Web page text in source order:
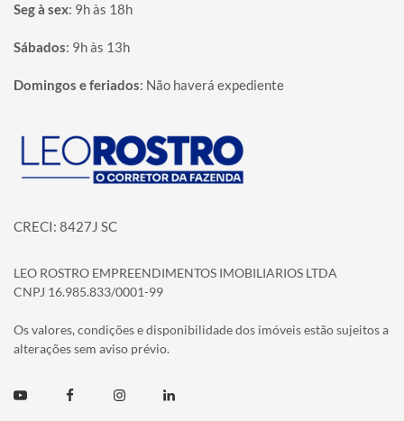
Seg à sex: 9h às 18h
Sábados: 9h às 13h
Domingos e feriados: Não haverá expediente
Página inicial
CRECI: 8427J SC
LEO ROSTRO EMPREENDIMENTOS IMOBILIARIOS LTDA
CNPJ 16.985.833/0001-99
Os valores, condições e disponibilidade dos imóveis estão sujeitos a
alterações sem aviso prévio.
Youtube FacebookInstagramLinkedin